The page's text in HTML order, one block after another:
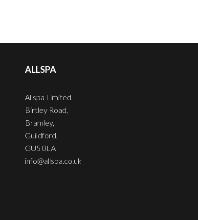
ALLSPA
Allspa Limited
Birtley Road,
Bramley,
Guildford,
GU5 0LA
info@allspa.co.uk